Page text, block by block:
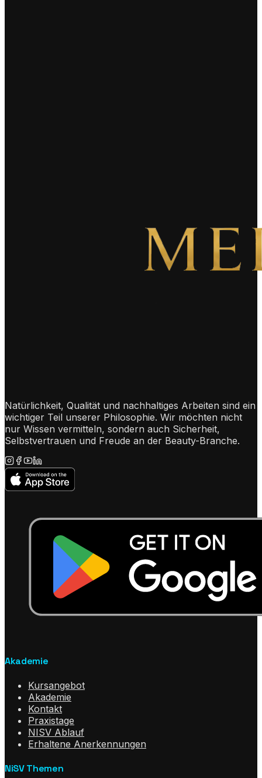
Natürlichkeit, Qualität und nachhaltiges Arbeiten sind ein
wichtiger Teil unserer Philosophie. Wir möchten nicht
nur Wissen vermitteln, sondern auch Sicherheit,
Selbstvertrauen und Freude an der Beauty-Branche.
Akademie
Kursangebot
Akademie
Kontakt
Praxistage
NISV Ablauf
Erhaltene Anerkennungen
NiSV Themen